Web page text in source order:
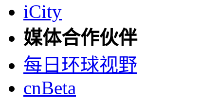
iCity
媒体合作伙伴
每日环球视野
cnBeta